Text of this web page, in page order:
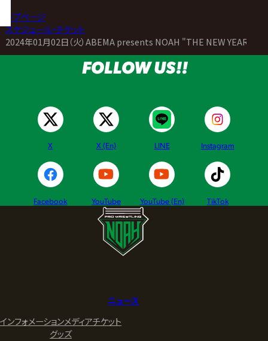
トップページ
>スケジュール・チケット
2024年01月02日（火）ABEMA presents NOAH "THE NEW YEAR"
FOLLOW US!!
X X (En) LINE Instagram
Facebook YouTube YouTube (En) TikTok
ニュース
インフォメーションメディアチケット
グッズ